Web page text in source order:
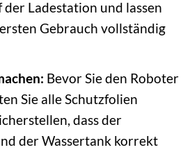
Ladestation und lassen
Gebrauch vollständig
Bevor Sie den Roboter
Sie alle Schutzfolien
dass der
der Wassertank korrekt